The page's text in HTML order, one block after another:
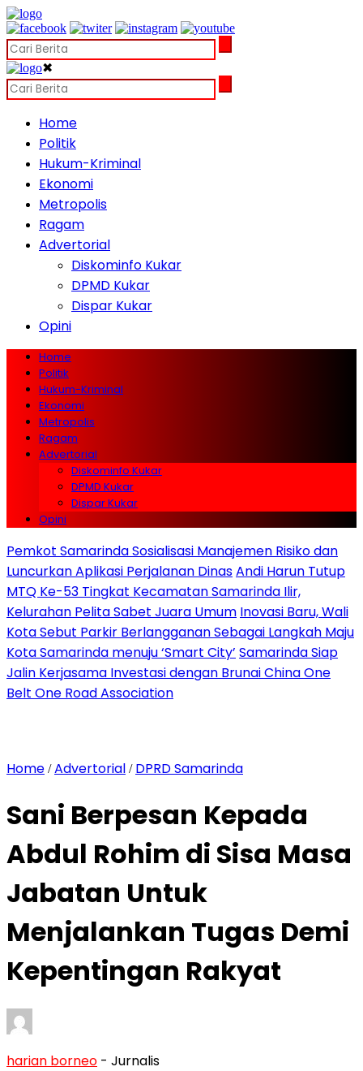
✖
Home
Politik
Hukum-Kriminal
Ekonomi
Metropolis
Ragam
Advertorial
Diskominfo Kukar
DPMD Kukar
Dispar Kukar
Opini
Home
Politik
Hukum-Kriminal
Ekonomi
Metropolis
Ragam
Advertorial
Diskominfo Kukar
DPMD Kukar
Dispar Kukar
Opini
Pemkot Samarinda Sosialisasi Manajemen Risiko dan
Luncurkan Aplikasi Perjalanan DinasAndi Harun Tutup
MTQ Ke-53 Tingkat Kecamatan Samarinda Ilir,
Kelurahan Pelita Sabet Juara Umum Inovasi Baru, Wali
Kota Sebut Parkir Berlangganan Sebagai Langkah Maju
Kota Samarinda menuju ‘Smart City’ Samarinda Siap
Jalin Kerjasama Investasi dengan Brunai China One
Belt One Road Association
Home /Advertorial / DPRD Samarinda
Sani Berpesan Kepada
Abdul Rohim di Sisa Masa
Jabatan Untuk
Menjalankan Tugas Demi
Kepentingan Rakyat
harian borneo - Jurnalis